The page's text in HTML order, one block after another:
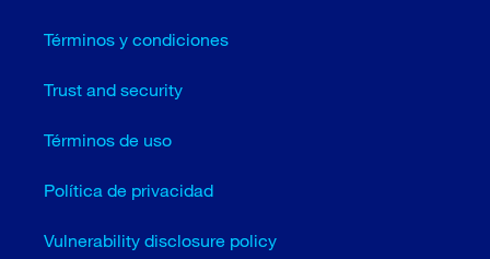
Términos y condiciones
Trust and security
Términos de uso
Política de privacidad
Vulnerability disclosure policy